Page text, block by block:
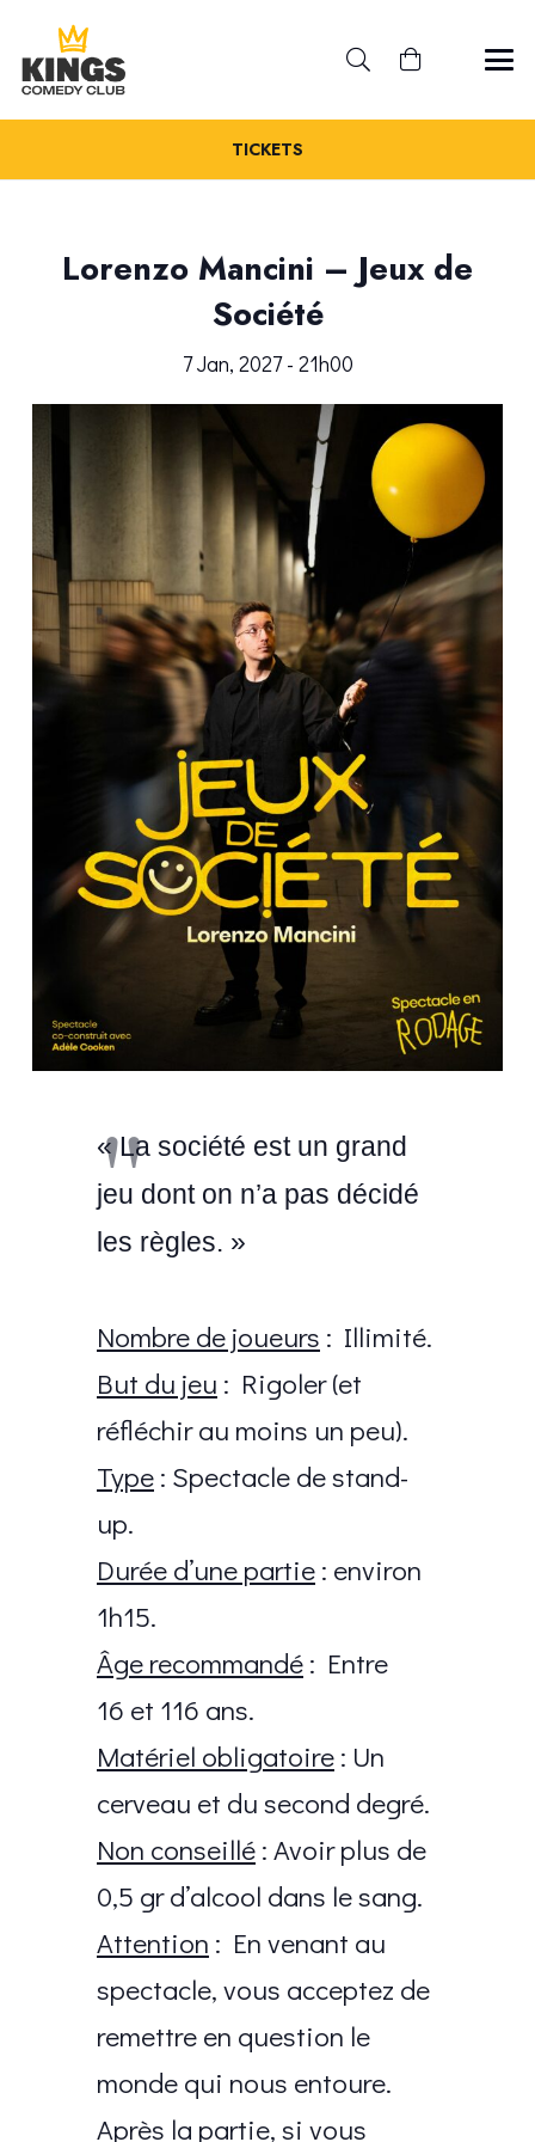
TICKETS
Lorenzo Mancini – Jeux de
Société
7 Jan, 2027 - 21h00
« La société est un grand
jeu dont on n’a pas décidé
les règles. »
Nombre de joueurs : Illimité.
But du jeu : Rigoler (et
réfléchir au moins un peu).
Type : Spectacle de stand-
up.
Durée d’une partie : environ
1h15.
Âge recommandé : Entre
16 et 116 ans.
Matériel obligatoire : Un
cerveau et du second degré.
Non conseillé : Avoir plus de
0,5 gr d’alcool dans le sang.
Attention : En venant au
spectacle, vous acceptez de
remettre en question le
monde qui nous entoure.
Après la partie, si vous